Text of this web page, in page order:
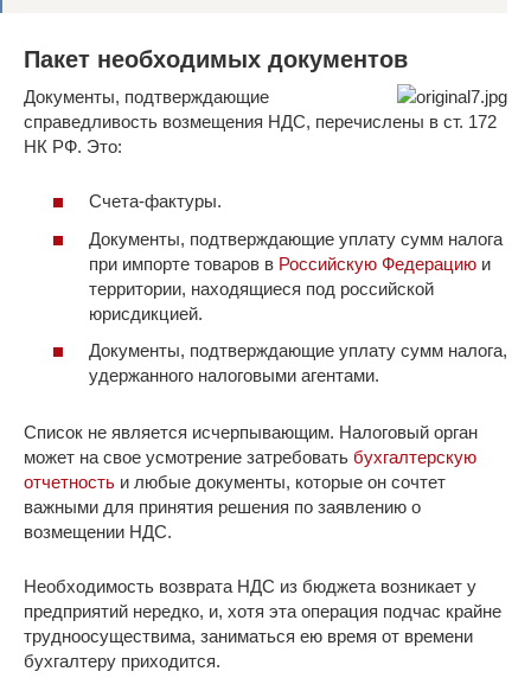
Пакет необходимых документов
Документы, подтверждающие
справедливость возмещения НДС, перечислены в ст. 172
НК РФ. Это:
Счета-фактуры.
Документы, подтверждающие уплату сумм налога
при импорте товаров в Российскую Федерацию и
территории, находящиеся под российской
юрисдикцией.
Документы, подтверждающие уплату сумм налога,
удержанного налоговыми агентами.
Список не является исчерпывающим. Налоговый орган
может на свое усмотрение затребовать бухгалтерскую
отчетность и любые документы, которые он сочтет
важными для принятия решения по заявлению о
возмещении НДС.
Необходимость возврата НДС из бюджета возникает у
предприятий нередко, и, хотя эта операция подчас крайне
трудноосуществима, заниматься ею время от времени
бухгалтеру приходится.